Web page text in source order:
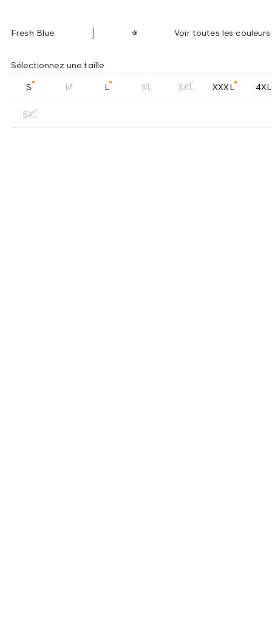
Fresh Blue Voir toutes les couleurs
Sélectionnez une taille
S M L XL XXL XXXL 4XL
5XL